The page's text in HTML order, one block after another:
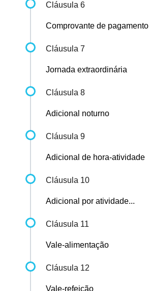
Cláusula 6
Comprovante de pagamento
Cláusula 7
Jornada extraordinária
Cláusula 8
Adicional noturno
Cláusula 9
Adicional de hora-atividade
Cláusula 10
Adicional por atividade...
Cláusula 11
Vale-alimentação
Cláusula 12
Vale-refeição